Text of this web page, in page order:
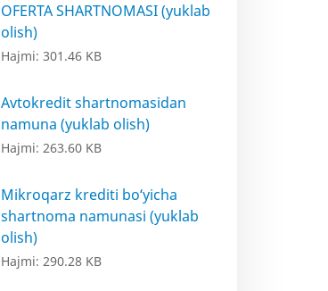
OFERTA SHARTNOMASI (yuklab
olish)
Hajmi: 301.46 KB
Avtokredit shartnomasidan
namuna (yuklab olish)
Hajmi: 263.60 KB
Mikroqarz krediti bo‘yicha
shartnoma namunasi (yuklab
olish)
Hajmi: 290.28 KB